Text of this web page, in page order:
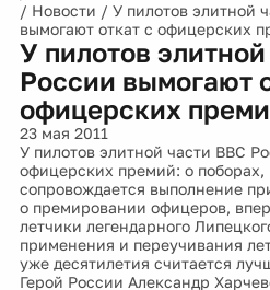
/ Новости / У пилотов элитной
вымогают откат с офицерских
У пилотов
России вымогают
офицерских
23 мая 2011
У пилотов элитной части ВВС
офицерских премий: о поборах,
сопровождается выполнение
о премировании офицеров,
летчики легендарного
применения и переучивания
уже десятилетия считается
Герой России Александр